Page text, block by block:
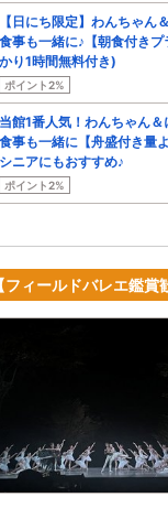
【日にち限定】わんちゃん
食事も一緒に♪【朝食付き
かり1時間無料付き)
ポイント2%
当館1番人気！わんちゃん＆
食事も一緒に【舟盛付き量
シニアにもおすすめ♪
ポイント2%
【フィールドバレエ鑑